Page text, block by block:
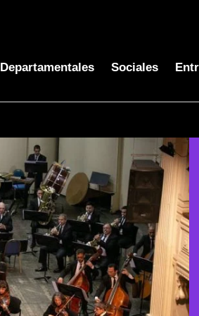
Departamentales Sociales